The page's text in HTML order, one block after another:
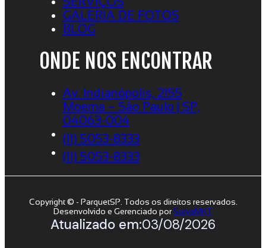
GALERIA DE FOTOS
BLOG
ONDE NOS ENCONTRAR
Av. Indianópolis, 2155
Moema – São Paulo | SP,
04063-004
(11) 5053-8333
(11) 5053-8333
Copyright © - ParquetSP. Todos os direitos reservados.
Desenvolvido e Gerenciado porSuryaMKT
Atualizado em:03/08/2026